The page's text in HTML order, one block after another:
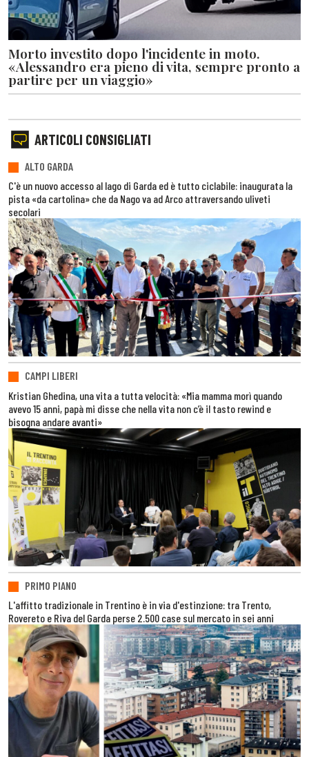
Morto investito dopo l'incidente in moto.
«Alessandro era pieno di vita, sempre pronto a
partire per un viaggio»
ARTICOLI CONSIGLIATI
ALTO GARDA
C'è un nuovo accesso al lago di Garda ed è tutto ciclabile: inaugurata la
pista «da cartolina» che da Nago va ad Arco attraversando uliveti
secolari
CAMPI LIBERI
Kristian Ghedina, una vita a tutta velocità: «Mia mamma morì quando
avevo 15 anni, papà mi disse che nella vita non c’è il tasto rewind e
bisogna andare avanti»
PRIMO PIANO
L'affitto tradizionale in Trentino è in via d'estinzione: tra Trento,
Rovereto e Riva del Garda perse 2.500 case sul mercato in sei anni